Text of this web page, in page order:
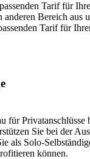
Tarif für
anderen Bereich aus
Tarif für
für Privatanschlüsse
Sie bei der
als Solo-
können.